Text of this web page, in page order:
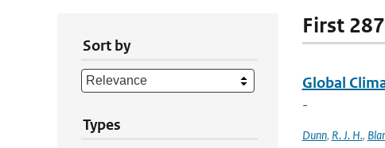
Sort by
Types
First
Global
-
Dunn, R. J. H.,